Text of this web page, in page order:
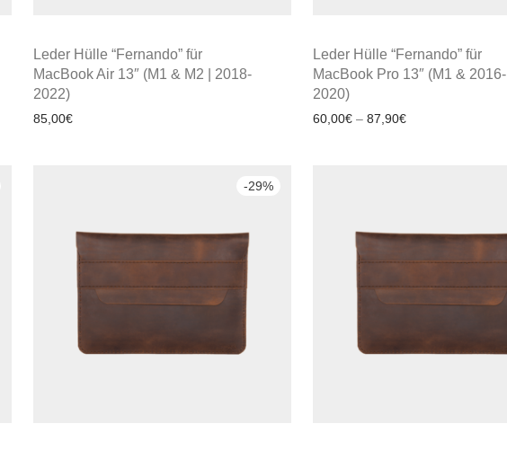
Leder Hülle “Fernando” für
MacBook Air 13″ (M1 & M2 | 2018-
2022)
85,00€
Leder Hülle “Fernando” für
MacBook Pro 13″ (M1 & 2016-
2020)
60,00€ – 87,90€
-29%